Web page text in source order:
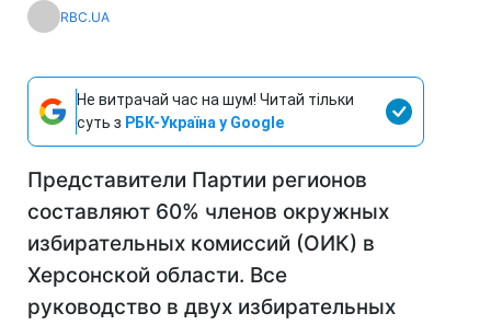
RBC.UA
Не витрачай час на шум! Читай тільки
суть з РБК-Україна у Google
Представители Партии регионов
составляют 60% членов окружных
избирательных комиссий (ОИК) в
Херсонской области. Все
руководство в двух избирательных